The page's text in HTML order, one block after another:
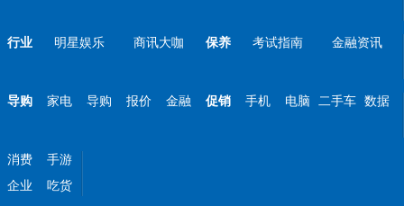
行业 明星娱乐 商讯大咖 保养 考试指南 金融资讯
导购 家电 导购 报价 金融 促销 手机 电脑 二手车 数据
消费
手游
企业
吃货